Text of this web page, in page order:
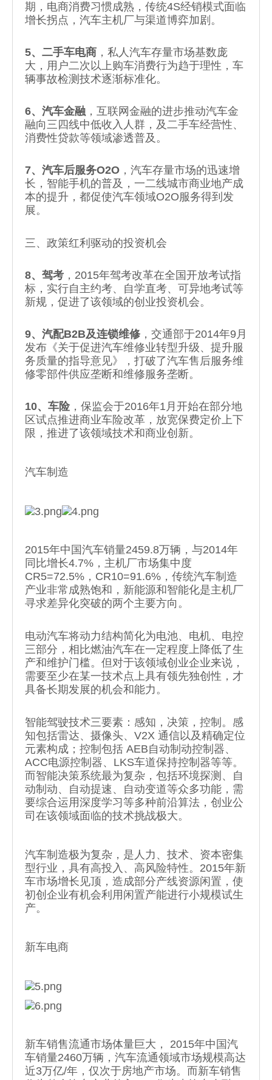
期，电商消费习惯成熟，传统4S经销模式面临
增长拐点，汽车主机厂与渠道博弈加剧。
5、二手车电商 ，私人汽车存量市场基数庞
大，用户二次以上购车消费行为趋于理性，车
辆事故检测技术逐渐标准化。
6、汽车金融 ，互联网金融的进步推动汽车金
融向三四线中低收入人群，及二手车经营性、
消费性贷款等领域渗透普及。
7、汽车后服务O2O ，汽车存量市场的迅速增
长，智能手机的普及，一二线城市商业地产成
本的提升，都促使汽车领域O2O服务得到发
展。
三、政策红利驱动的投资机会
8、驾考 ，2015年驾考改革在全国开放考试指
标，实行自主约考、自学直考、可异地考试等
新规，促进了该领域的创业投资机会。
9、汽配B2B及连锁维修，交通部于2014年9月
发布《关于促进汽车维修业转型升级、提升服
务质量的指导意见》，打破了汽车售后服务维
修零部件供应垄断和维修服务垄断。
10、车险，保监会于2016年1月开始在部分地
区试点推进商业车险改革，放宽保费定价上下
限，推进了该领域技术和商业创新。
汽车制造
2015年中国汽车销量2459.8万辆，与2014年
同比增长4.7%，主机厂市场集中度
CR5=72.5%，CR10=91.6%，传统汽车制造
产业非常成熟饱和，新能源和智能化是主机厂
寻求差异化突破的两个主要方向。
电动汽车将动力结构简化为电池、电机、电控
三部分，相比燃油汽车在一定程度上降低了生
产和维护门槛。但对于该领域创业企业来说，
需要至少在某一技术点上具有领先独创性，才
具备长期发展的机会和能力。
智能驾驶技术三要素：感知，决策，控制。感
知包括雷达、摄像头、V2X 通信以及精确定位
元素构成；控制包括 AEB自动制动控制器、
ACC电源控制器、LKS车道保持控制器等等。
而智能决策系统最为复杂，包括环境探测、自
动制动、自动提速、自动变道等众多功能，需
要综合运用深度学习等多种前沿算法，创业公
司在该领域面临的技术挑战极大。
汽车制造极为复杂，是人力、技术、资本密集
型行业，具有高投入、高风险特性。2015年新
车市场增长见顶，造成部分产线资源闲置，使
初创企业有机会利用闲置产能进行小规模试生
产。
新车电商
新车销售流通市场体量巨大， 2015年中国汽
车销量2460万辆，汽车流通领域市场规模高达
近3万亿/年，仅次于房地产市场。而新车销售